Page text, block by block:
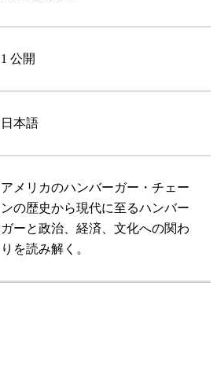
1 公開
日本語
アメリカのハンバーガー・チェー
ンの歴史から現代に至るハンバー
ガーと政治、経済、文化への関わ
りを読み解く。